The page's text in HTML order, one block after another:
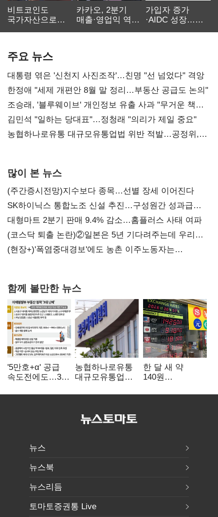
비트코인도
국가자산으로…'
카카오, 2분기
매출·영업익 역대
가입자 증가
·AIDC 성장…
주요 뉴스
대통령 엮은 '신천지 사진조작'…친명 "선 넘었다" 격앙
한정애 "세제 개편안 8월 말 정리…부동산 공급도 논의"
조승래, '블루웨이브' 개인정보 유출 사과 "무거운 책임
통감"
김민석 "일하는 당대표"…정청래 "의리가 제일 중요"
농협하나로유통 대규모유통업법 위반 적발…공정위,
많이 본 뉴스
(주간증시전망)지수보다 종목…선별 장세 이어진다
SK하이닉스 통합노조 신설 추진…구성원간 성과급
불만 확산
대형마트 2분기 판매 9.4% 감소…홈플러스 사태 여파
(코스닥 퇴출 논란)②일본은 5년 기다려주는데 우리는
당장 퇴출?…시간만으론 부족한 코스닥 구하기
(현장+)'폭염중대경보'에도 농촌 이주노동자는
함께 볼만한 뉴스
'5만호+α' 공급
속도전에도…3대
농협하나로유통
대규모유통업법
공정위, 과징금
부과
한 달 새 약
140원
엔저'에 원화
뉴스
뉴스북
뉴스리듬
토마토증권통 Live